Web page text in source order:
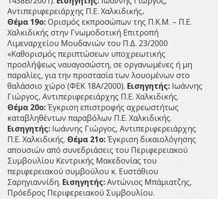
Αντιπεριφερειάρχης Π.Ε. Χαλκιδικής.
Θέμα 19ο:Ορισμός εκπροσώπων της Π.Κ.Μ. – Π.Ε.
Χαλκιδικής στην Γνωμοδοτική Επιτροπή
Λιμεναρχείου Μουδανιών του Π.Δ. 23/2000
«Καθορισμός περιπτώσεων υποχρεωτικής
προσλήψεως ναυαγοσώστη, σε οργανωμένες ή μη
παραλίες, για την προστασία των λουομένων στο
θαλάσσιο χώρο (ΦΕΚ 18Α/2000). Εισηγητής:Ιωάννης
Γιώργος, Αντιπεριφερειάρχης Π.Ε. Χαλκιδικής.
Θέμα 20ο:Έγκριση επιστροφής αχρεωστήτως
καταβληθέντων παραβόλων Π.Ε. Χαλκιδικής.
Εισηγητής:Ιωάννης Γιώργος, Αντιπεριφερειάρχης
Π.Ε. Χαλκιδικής. Θέμα 21ο:Έγκριση δικαιολόγησης
απουσιών από συνεδριάσεις του Περιφερειακού
Συμβουλίου Κεντρικής Μακεδονίας του
περιφερειακού συμβούλου κ. Ευστάθιου
Σαρηγιαννίδη. Εισηγητής:Αντώνιος Μπάμιατζης,
Πρόεδρος Περιφερειακού Συμβουλίου.